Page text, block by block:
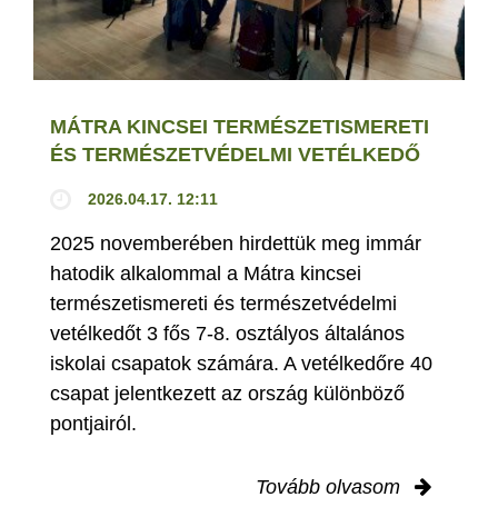
MÁTRA KINCSEI TERMÉSZETISMERETI
ÉS TERMÉSZETVÉDELMI VETÉLKEDŐ
2026.04.17. 12:11
2025 novemberében hirdettük meg immár
hatodik alkalommal a Mátra kincsei
természetismereti és természetvédelmi
vetélkedőt 3 fős 7-8. osztályos általános
iskolai csapatok számára. A vetélkedőre 40
csapat jelentkezett az ország különböző
pontjairól.
Tovább olvasom